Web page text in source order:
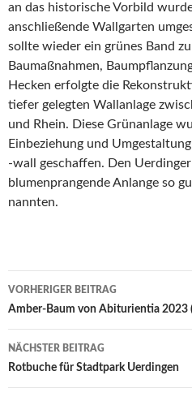
an das historische Vorbild
anschließende Wallgarten
sollte wieder ein grünes Band
Baumaßnahmen,
Hecken erfolgte die
tiefer gelegten Wallanlage
und Rhein. Diese Grünanlage
Einbeziehung und
-wall geschaffen. Den
blumenprangende Anlange so
nannten.
Beitrags-
Navigation
VORHERIGER BEITRAG
Amber-Baum von Abiturientia 2023
NÄCHSTER BEITRAG
Rotbuche für Stadtpark Uerdingen